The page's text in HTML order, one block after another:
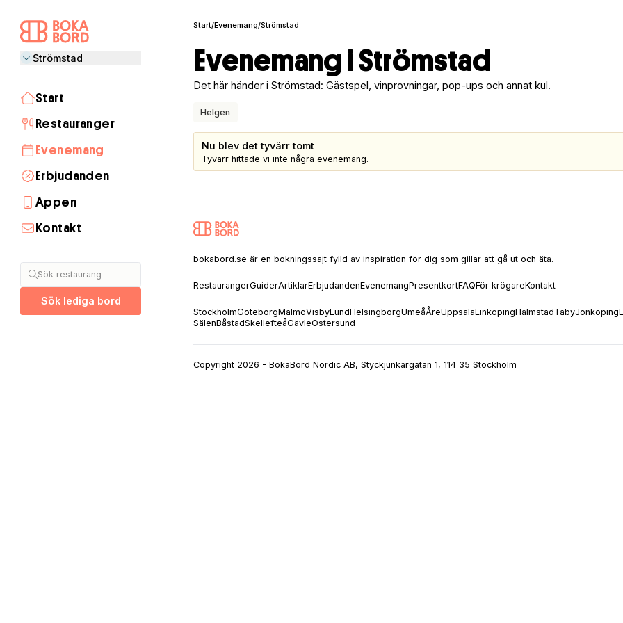
Strömstad
Start
Restauranger
Evenemang
Erbjudanden
Appen
Kontakt
Sök restaurang
Sök lediga bord
Start/Evenemang/Strömstad
Evenemang i Strömstad
Det här händer i Strömstad: Gästspel, vinprovningar, pop-ups och annat kul.
Helgen
Nu blev det tyvärr tomt
Tyvärr hittade vi inte några evenemang.
bokabord.se är en bokningssajt fylld av inspiration för dig som gillar att gå ut och äta.
RestaurangerGuiderArtiklarErbjudandenEvenemangPresentkortFAQFör krögareKontakt
StockholmGöteborgMalmöVisbyLundHelsingborgUmeåÅreUppsalaLinköpingHalmstadTäbyJönköping
SälenBåstadSkellefteåGävleÖstersund
Copyright 2026 - BokaBord Nordic AB, Styckjunkargatan 1, 114 35 Stockholm